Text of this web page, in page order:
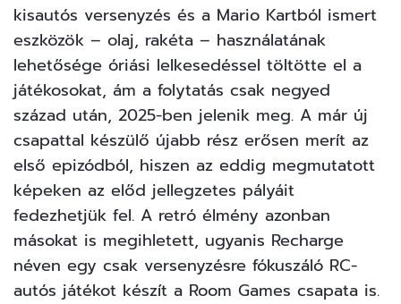
kisautós versenyzés és a Mario Kartból ismert
eszközök – olaj, rakéta – használatának
lehetősége óriási lelkesedéssel töltötte el a
játékosokat, ám a folytatás csak negyed
század után, 2025-ben jelenik meg. A már új
csapattal készülő újabb rész erősen merít az
első epizódból, hiszen az eddig megmutatott
képeken az előd jellegzetes pályáit
fedezhetjük fel. A retró élmény azonban
másokat is megihletett, ugyanis Recharge
néven egy csak versenyzésre fókuszáló RC-
autós játékot készít a Room Games csapata is.